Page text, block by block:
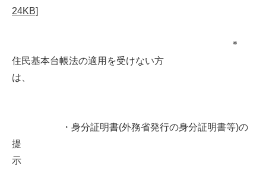
24KB]
＊
住民基本台帳法の適用を受けない方
は、
・身分証明書(外務省発行の身分証明書等)の
提
示